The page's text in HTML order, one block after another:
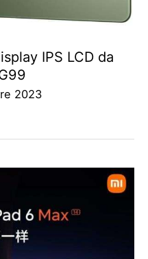
IPS LCD da
2023